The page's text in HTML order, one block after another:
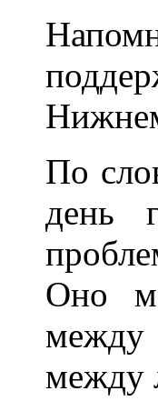
По
день
Оно
между
между